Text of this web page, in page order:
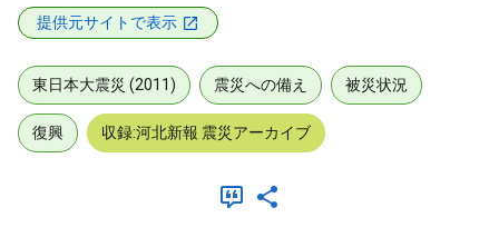
提供元サイトで表示
東日本大震災 (2011) 震災への備え 被災状況
復興 収録:河北新報 震災アーカイブ